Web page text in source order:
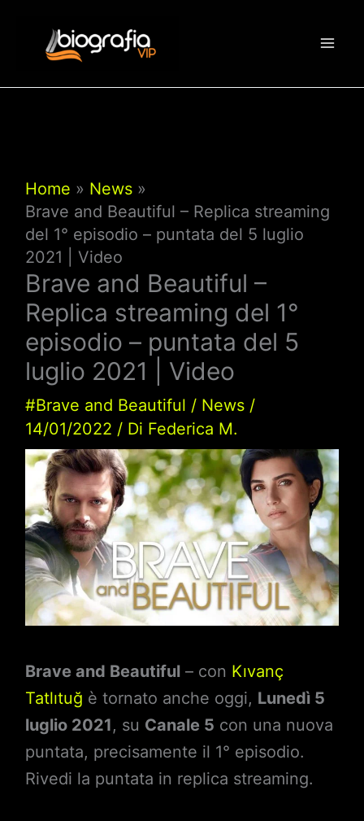
contenuto
Home
News
Brave and Beautiful – Replica streaming
del 1° episodio – puntata del 5 luglio
2021 | Video
Brave and Beautiful –
Replica streaming del 1°
episodio – puntata del 5
luglio 2021 | Video
#Brave and Beautiful / News/
14/01/2022 / Di Federica M.
Brave and Beautiful– con Kıvanç
Tatlıtuğ è tornato anche oggi, Lunedì 5
luglio 2021, su Canale 5 con una nuova
puntata, precisamente il 1° episodio.
Rivedi la puntata in replica streaming.